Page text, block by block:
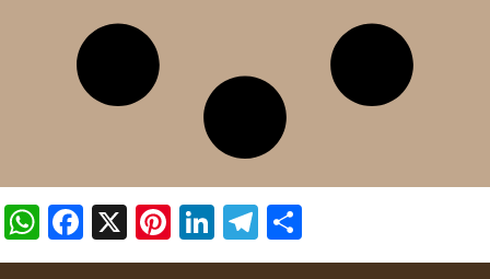
WhatsApp
Facebook
X Pinterest
LinkedIn
Telegram